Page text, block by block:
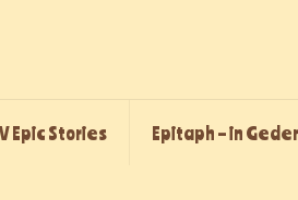
Epic Stories Epitaph – in